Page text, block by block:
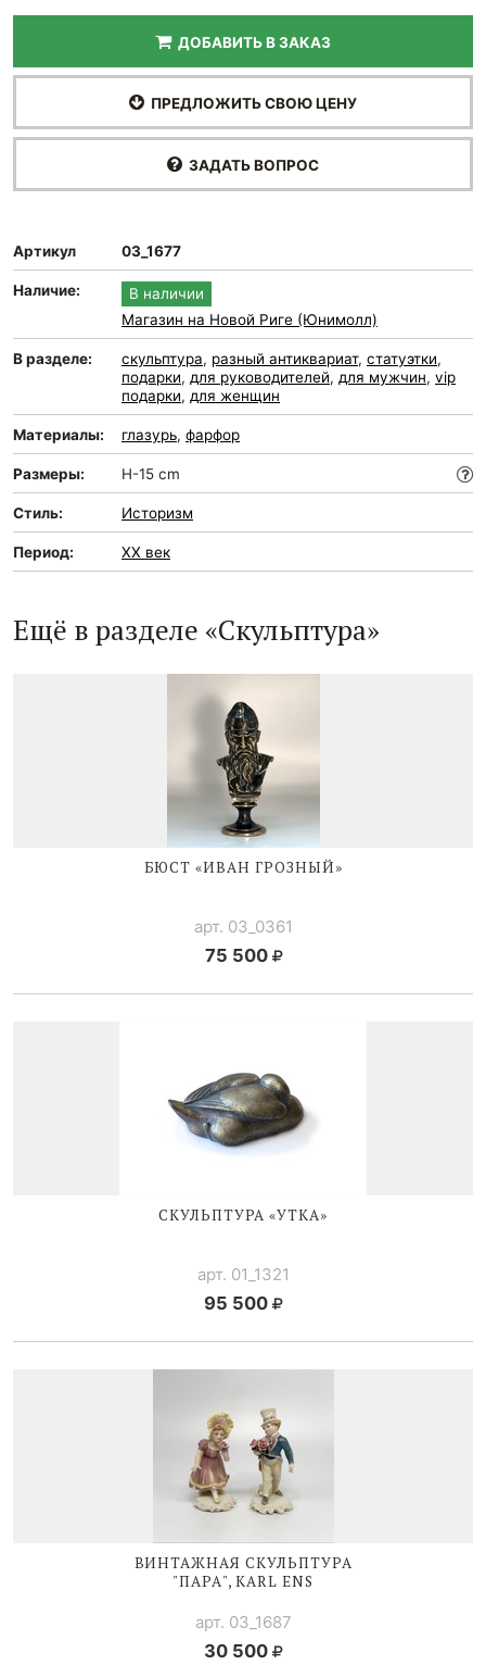
ДОБАВИТЬ В ЗАКАЗ
ПРЕДЛОЖИТЬ СВОЮ ЦЕНУ
ЗАДАТЬ ВОПРОС
Артикул 03_1677
Наличие:
В наличии
Магазин на Новой Риге (Юнимолл)
В разделе: скульптура, разный антиквариат, статуэтки,
подарки, для руководителей, для мужчин, vip
подарки, для женщин
Материалы: глазурь, фарфор
Размеры: H-15 cm
Стиль: Историзм
Период: XX век
Ещё в разделе «Скульптура»
БЮСТ «ИВАН ГРОЗНЫЙ»
арт. 03_0361
75 500
СКУЛЬПТУРА «УТКА»
арт. 01_1321
95 500
ВИНТАЖНАЯ СКУЛЬПТУРА
"ПАРА", KARL ENS
арт. 03_1687
30 500